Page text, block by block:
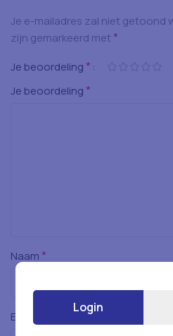
Je e-mailadres zal niet getoond
zijn gemarkeerd met *
Je beoordeling *
Je beoordeling *
Naam *
E-mail
Login